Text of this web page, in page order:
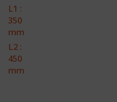
L1 :
350
mm
L2 :
450
mm